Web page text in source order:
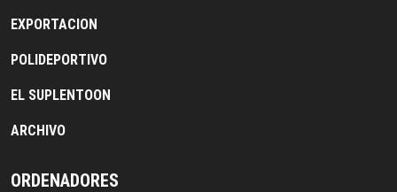
EXPORTACION
POLIDEPORTIVO
EL SUPLENTOON
ARCHIVO
ORDENADORES